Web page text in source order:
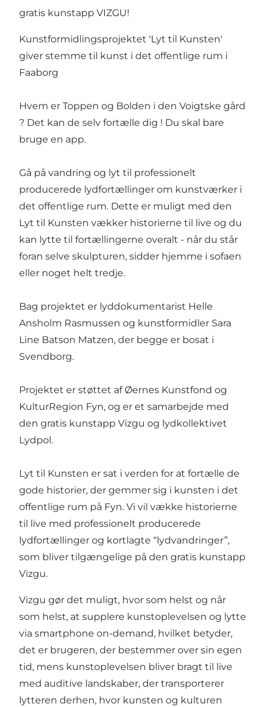
gratis kunstapp VIZGU!
Kunstformidlingsprojektet 'Lyt til Kunsten'
giver stemme til kunst i det offentlige rum i
Faaborg
Hvem er Toppen og Bolden i den Voigtske gård
? Det kan de selv fortælle dig ! Du skal bare
bruge en app.
Gå på vandring og lyt til professionelt
producerede lydfortællinger om kunstværker i
det offentlige rum. Dette er muligt med den
Lyt til Kunsten vækker historierne til live og du
kan lytte til fortællingerne overalt - når du står
foran selve skulpturen, sidder hjemme i sofaen
eller noget helt tredje.
Bag projektet er lyddokumentarist Helle
Ansholm Rasmussen og kunstformidler Sara
Line Batson Matzen, der begge er bosat i
Svendborg.
Projektet er støttet af Øernes Kunstfond og
KulturRegion Fyn, og er et samarbejde med
den gratis kunstapp Vizgu og lydkollektivet
Lydpol.
Lyt til Kunsten er sat i verden for at fortælle de
gode historier, der gemmer sig i kunsten i det
offentlige rum på Fyn. Vi vil vække historierne
til live med professionelt producerede
lydfortællinger og kortlagte “lydvandringer”,
som bliver tilgængelige på den gratis kunstapp
Vizgu.
Vizgu gør det muligt, hvor som helst og når
som helst, at supplere kunstoplevelsen og lytte
via smartphone on-demand, hvilket betyder,
det er brugeren, der bestemmer over sin egen
tid, mens kunstoplevelsen bliver bragt til live
med auditive landskaber, der transporterer
lytteren derhen, hvor kunsten og kulturen